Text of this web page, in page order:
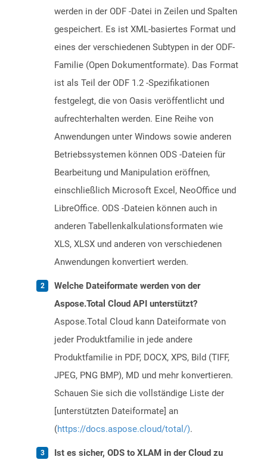
werden in der ODF -Datei in Zeilen und Spalten
gespeichert. Es ist XML-basiertes Format und
eines der verschiedenen Subtypen in der ODF-
Familie (Open Dokumentformate). Das Format
ist als Teil der ODF 1.2 -Spezifikationen
festgelegt, die von Oasis veröffentlicht und
aufrechterhalten werden. Eine Reihe von
Anwendungen unter Windows sowie anderen
Betriebssystemen können ODS -Dateien für
Bearbeitung und Manipulation eröffnen,
einschließlich Microsoft Excel, NeoOffice und
LibreOffice. ODS -Dateien können auch in
anderen Tabellenkalkulationsformaten wie
XLS, XLSX und anderen von verschiedenen
Anwendungen konvertiert werden.
Welche Dateiformate werden von der
Aspose.Total Cloud API unterstützt?
Aspose.Total Cloud kann Dateiformate von
jeder Produktfamilie in jede andere
Produktfamilie in PDF, DOCX, XPS, Bild (TIFF,
JPEG, PNG BMP), MD und mehr konvertieren.
Schauen Sie sich die vollständige Liste der
[unterstützten Dateiformate] an
(https://docs.aspose.cloud/total/).
Ist es sicher, ODS to XLAM in der Cloud zu